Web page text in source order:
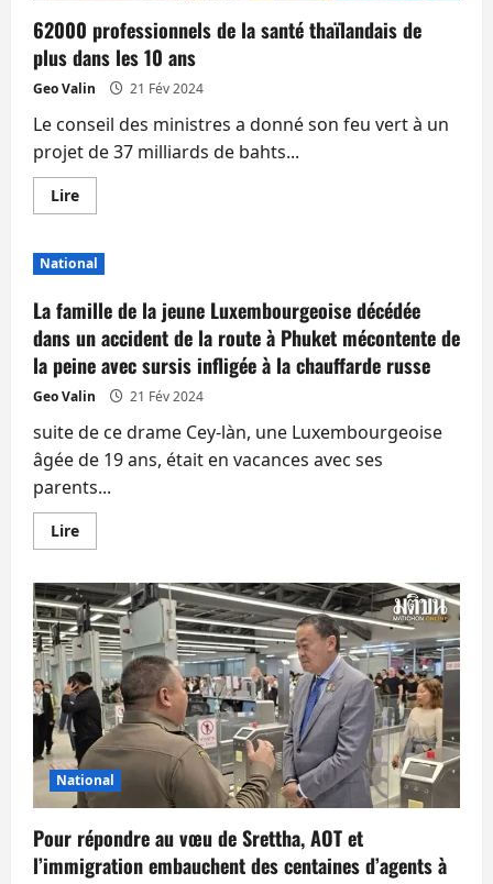
62000 professionnels de la santé thaïlandais de
plus dans les 10 ans
Geo Valin 21 Fév 2024
Le conseil des ministres a donné son feu vert à un
projet de 37 milliards de bahts...
LireEn
savoir
62000
professionnels
la
santé
thaïlandais
de
plus
dans
les
ans
National
La famille de la jeune Luxembourgeoise décédée
dans un accident de la route à Phuket mécontente de
la peine avec sursis infligée à la chauffarde russe
Geo Valin 21 Fév 2024
suite de ce drame Cey-làn, une Luxembourgeoise
âgée de 19 ans, était en vacances avec ses
parents...
LireEn
savoir
La
famille
de
la
jeune
Luxembourgeoise
décédée
dans
accident
de
la
route
à
Phuket
de
la
peine
National
Pour répondre au vœu de Srettha, AOT et
l’immigration embauchent des centaines d’agents à